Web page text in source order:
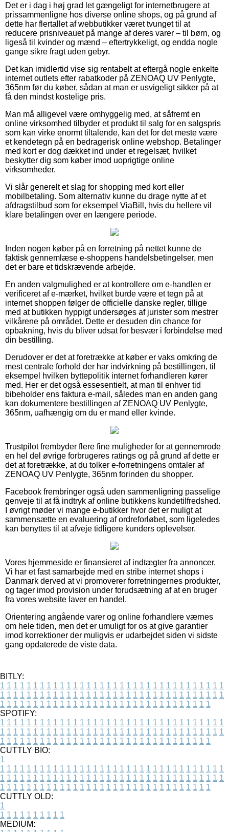
Det er i dag i høj grad let gængeligt for internetbrugere at
prissammenligne hos diverse online shops, og på grund af
dette har flertallet af webbutikker været tvunget til at
reducere prisniveauet på mange af deres varer – til børn, og
ligeså til kvinder og mænd – eftertrykkeligt, og endda nogle
gange sikre fragt uden gebyr.
Det kan imidlertid vise sig rentabelt at eftergå nogle enkelte
internet outlets efter rabatkoder på ZENOAQ UV Penlygte,
365nm før du køber, sådan at man er usvigeligt sikker på at
få den mindst kostelige pris.
Man må alligevel være omhyggelig med, at såfremt en
online virksomhed tilbyder et produkt til salg for en salgspris
som kan virke enormt tiltalende, kan det for det meste være
et kendetegn på en bedragerisk online webshop. Betalinger
med kort er dog dækket ind under et regelsæt, hvilket
beskytter dig som køber imod uoprigtige online
virksomheder.
Vi slår generelt et slag for shopping med kort eller
mobilbetaling. Som alternativ kunne du drage nytte af et
afdragstilbud som for eksempel ViaBill, hvis du hellere vil
klare betalingen over en længere periode.
Inden nogen køber på en forretning på nettet kunne de
faktisk gennemlæse e-shoppens handelsbetingelser, men
det er bare et tidskrævende arbejde.
En anden valgmulighed er at kontrollere om e-handlen er
verificeret af e-mærket, hvilket burde være et tegn på at
internet shoppen følger de officielle danske regler, tillige
med at butikken hyppigt undersøges af jurister som mestrer
vilkårene på området. Dette er desuden din chance for
opbakning, hvis du bliver udsat for besvær i forbindelse med
din bestilling.
Derudover er det at foretrække at køber er vaks omkring de
mest centrale forhold der har indvirkning på bestillingen, til
eksempel hvilken byttepolitik internet forhandleren kører
med. Her er det også essesentielt, at man til enhver tid
bibeholder ens faktura e-mail, således man en anden gang
kan dokumentere bestillingen af ZENOAQ UV Penlygte,
365nm, uafhængig om du er mand eller kvinde.
Trustpilot frembyder flere fine muligheder for at gennemrode
en hel del øvrige forbrugeres ratings og på grund af dette er
det at foretrække, at du tolker e-forretningens omtaler af
ZENOAQ UV Penlygte, 365nm forinden du shopper.
Facebook frembringer også uden sammenligning passelige
genveje til at få indtryk af online butikkens kundetilfredshed.
I øvrigt møder vi mange e-butikker hvor det er muligt at
sammensætte en evaluering af ordreforløbet, som ligeledes
kan benyttes til at afveje tidligere kunders oplevelser.
Vores hjemmeside er finansieret af indtægter fra annoncer.
Vi har et fast samarbejde med en stribe internet shops i
Danmark derved at vi promoverer forretningernes produkter,
og tager imod provision under forudsætning af at en bruger
fra vores website laver en handel.
Orientering angående varer og online forhandlere værnes
om hele tiden, men det er umuligt for os at give garantier
imod korrektioner der muligvis er udarbejdet siden vi sidste
gang opdaterede de viste data.
BITLY:
1 1 1 1 1 1 1 1 1 1 1 1 1 1 1 1 1 1 1 1 1 1 1 1 1 1 1 1 1 1 1 1 1 1
1 1 1 1 1 1 1 1 1 1 1 1 1 1 1 1 1 1 1 1 1 1 1 1 1 1 1 1 1 1 1 1 1 1
1 1 1 1 1 1 1 1 1 1 1 1 1 1 1 1 1 1 1 1 1 1 1 1 1 1 1 1 1 1 1 1
SPOTIFY:
1 1 1 1 1 1 1 1 1 1 1 1 1 1 1 1 1 1 1 1 1 1 1 1 1 1 1 1 1 1 1 1 1 1
1 1 1 1 1 1 1 1 1 1 1 1 1 1 1 1 1 1 1 1 1 1 1 1 1 1 1 1 1 1 1 1 1 1
1 1 1 1 1 1 1 1 1 1 1 1 1 1 1 1 1 1 1 1 1 1 1 1 1 1 1 1 1 1 1 1
CUTTLY BIO:
1
1 1 1 1 1 1 1 1 1 1 1 1 1 1 1 1 1 1 1 1 1 1 1 1 1 1 1 1 1 1 1 1 1 1
1 1 1 1 1 1 1 1 1 1 1 1 1 1 1 1 1 1 1 1 1 1 1 1 1 1 1 1 1 1 1 1 1 1
1 1 1 1 1 1 1 1 1 1 1 1 1 1 1 1 1 1 1 1 1 1 1 1 1 1 1 1 1 1 1 1
CUTTLY OLD:
1
1 1 1 1 1 1 1 1 1 1
MEDIUM: